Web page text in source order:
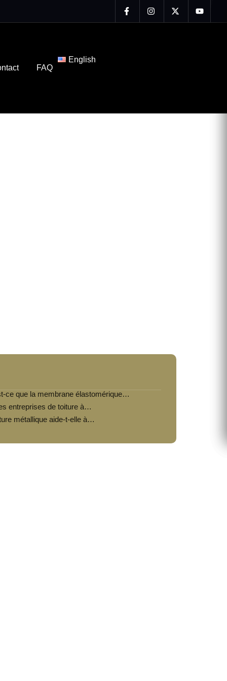
FAQ
English
ce que la membrane élastomérique…
entreprises de toiture à…
métallique aide-t-elle à…